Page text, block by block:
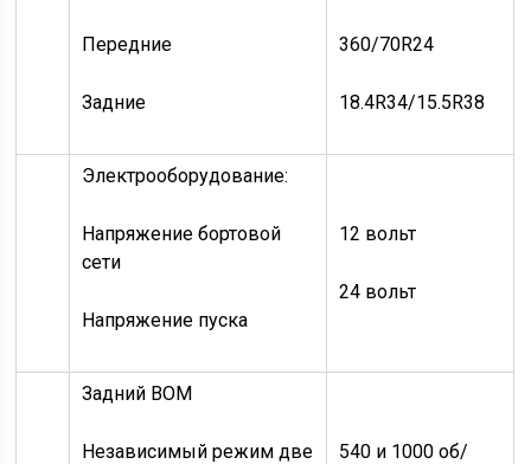
Передние
Задние
360/70R24
18.4R34/15.5R38
Электрооборудование:
Напряжение бортовой
сети
Напряжение пуска
12 вольт
24 вольт
Задний ВОМ
Независимый режим две
540 и 1000 об/